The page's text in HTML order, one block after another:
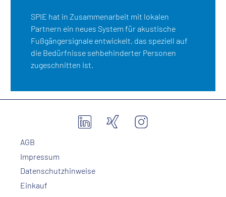
SPIE hat in Zusammenarbeit mit lokalen
Partnern ein neues System für akustische
Fußgängersignale entwickelt, das speziell auf
die Bedürfnisse sehbehinderter Personen
zugeschnitten ist.
AGB
Impressum
Datenschutzhinweise
Einkauf